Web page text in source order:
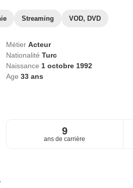
Streaming VOD, DVD
Métier Acteur
Nationalité Turc
Naissance 1 octobre 1992
Age 33ans
9
ans de carrière